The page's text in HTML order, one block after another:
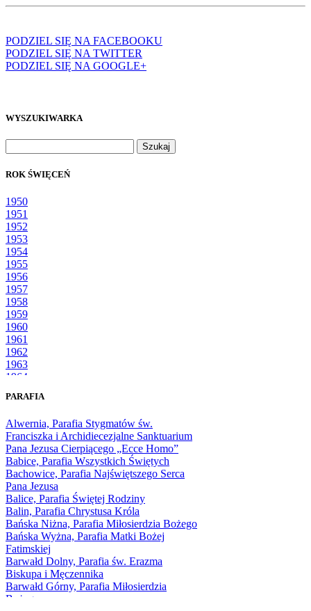
PODZIEL SIĘ NA FACEBOOKU
PODZIEL SIĘ NA TWITTER
PODZIEL SIĘ NA GOOGLE+
WYSZUKIWARKA
ROK ŚWIĘCEŃ
1950
1951
1952
1953
1954
1955
1956
1957
1958
1959
1960
1961
1962
1963
1964
1966
1968
1969
1970
1971
1972
1973
1974
1975
1976
1977
1978
1979
1980
1981
PARAFIA
Alwernia, Parafia Stygmatów św.
Franciszka i Archidiecezjalne Sanktuarium
Pana Jezusa Cierpiącego „Ecce Homo”
Babice, Parafia Wszystkich Świętych
Bachowice, Parafia Najświętszego Serca
Pana Jezusa
Balice, Parafia Świętej Rodziny
Balin, Parafia Chrystusa Króla
Bańska Niżna, Parafia Miłosierdzia Bożego
Bańska Wyżna, Parafia Matki Bożej
Fatimskiej
Barwałd Dolny, Parafia św. Erazma
Biskupa i Męczennika
Barwałd Górny, Parafia Miłosierdzia
Bożego